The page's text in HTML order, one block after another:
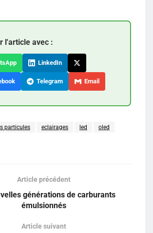
l'article avec :
LinkedIn
Telegram Email
particules eclairages led oled
Article précédent
générations de carburants
émulsionnés
Article suivant